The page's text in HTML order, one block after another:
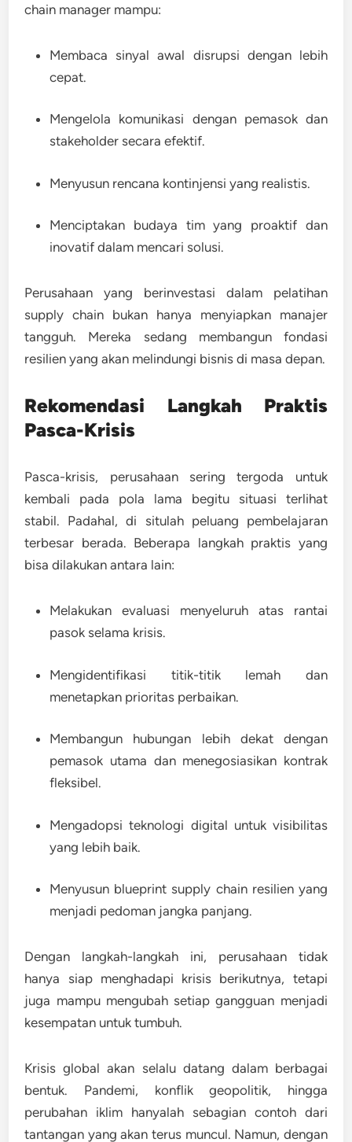
chain manager mampu:
Membaca sinyal awal disrupsi dengan lebih
cepat.
Mengelola komunikasi dengan pemasok dan
stakeholder secara efektif.
Menyusun rencana kontinjensi yang realistis.
Menciptakan budaya tim yang proaktif dan
inovatif dalam mencari solusi.
Perusahaan yang berinvestasi dalam pelatihan
supply chain bukan hanya menyiapkan manajer
tangguh. Mereka sedang membangun fondasi
resilien yang akan melindungi bisnis di masa depan.
Rekomendasi Langkah Praktis
Pasca-Krisis
Pasca-krisis, perusahaan sering tergoda untuk
kembali pada pola lama begitu situasi terlihat
stabil. Padahal, di situlah peluang pembelajaran
terbesar berada. Beberapa langkah praktis yang
bisa dilakukan antara lain:
Melakukan evaluasi menyeluruh atas rantai
pasok selama krisis.
Mengidentifikasi titik-titik lemah dan
menetapkan prioritas perbaikan.
Membangun hubungan lebih dekat dengan
pemasok utama dan menegosiasikan kontrak
fleksibel.
Mengadopsi teknologi digital untuk visibilitas
yang lebih baik.
Menyusun blueprint supply chain resilien yang
menjadi pedoman jangka panjang.
Dengan langkah-langkah ini, perusahaan tidak
hanya siap menghadapi krisis berikutnya, tetapi
juga mampu mengubah setiap gangguan menjadi
kesempatan untuk tumbuh.
Krisis global akan selalu datang dalam berbagai
bentuk. Pandemi, konflik geopolitik, hingga
perubahan iklim hanyalah sebagian contoh dari
tantangan yang akan terus muncul. Namun, dengan